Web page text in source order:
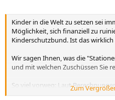
Kinder in die Welt zu setzen sei
Möglichkeit, sich finanziell zu
Kinderschutzbund. Ist das wirklich
Wir sagen Ihnen, was die
und mit welchen Zuschüssen Sie
So viel vorweg: Laut
kostet ein Kind bis zu seinem 18.
Zum